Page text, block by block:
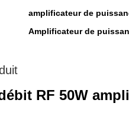
amplificateur de
Amplificateur de
RF 50W